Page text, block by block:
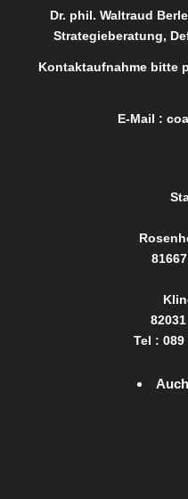
Dr. phil. Waltraud
Strategieberatung,
Kontaktaufnahme bitte
E-Mail :
81667
82031
Tel : 089